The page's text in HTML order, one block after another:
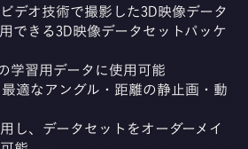
デオ技術で撮影した3D映像データ
できる3D映像データセットパッケ
学習用データに使用可能
適なアングル・距離の静止画・動
し、データセットをオーダーメイ